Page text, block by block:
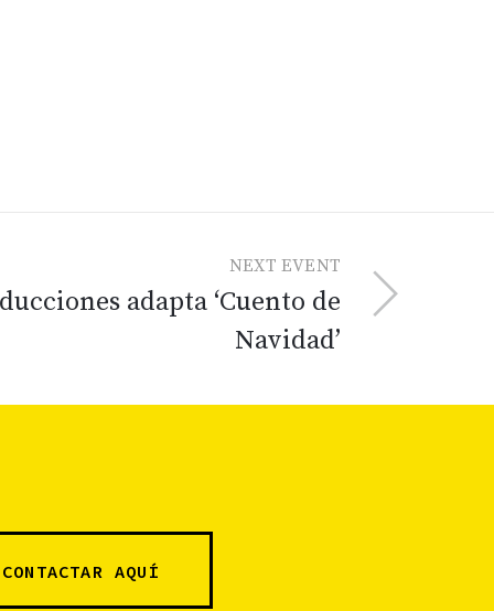
NEXT EVENT
adapta ‘Cuento de
Navidad’
CONTACTAR AQUÍ